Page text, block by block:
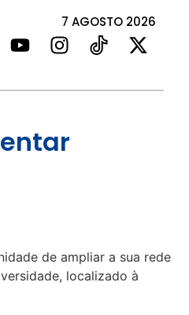
7 AGOSTO 2026
de ampliar a sua rede
localizado à